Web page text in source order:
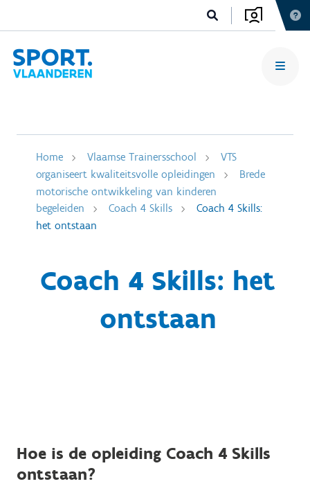
Home Vlaamse Trainersschool
VTS
organiseert kwaliteitsvolle opleidingen
Brede
motorische ontwikkeling van kinderen
begeleiden
Coach 4 Skills
Coach 4 Skills:
het ontstaan
Coach 4 Skills: het
ontstaan
Hoe is de opleiding Coach 4 Skills
ontstaan?